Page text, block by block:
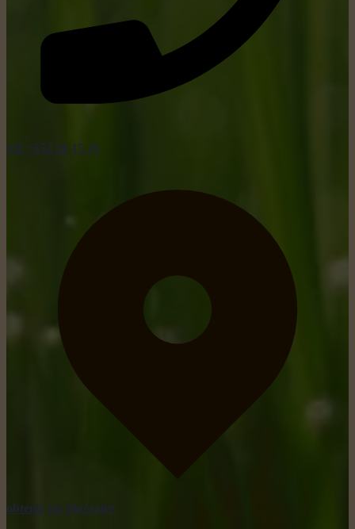
tel: +352 26 15 26
obtenir un itinéraire